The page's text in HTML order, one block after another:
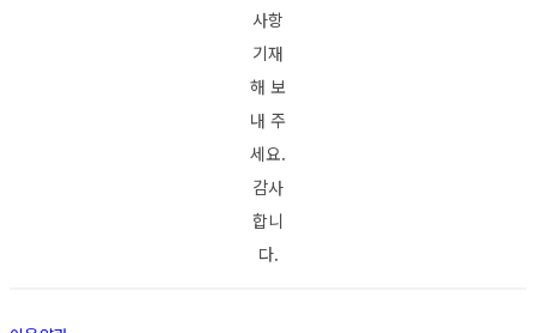
사항
기재
해 보
내 주
세요.
감사
합니
다.